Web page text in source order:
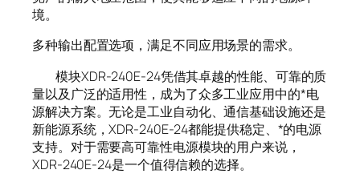
境。
多种输出配置选项，满足不同应用场景的需求。
模块XDR-240E-24凭借其卓越的性能、可靠的质
量以及广泛的适用性，成为了众多工业应用中的*电
源解决方案。无论是工业自动化、通信基础设施还是
新能源系统，XDR-240E-24都能提供稳定、*的电源
支持。对于需要高可靠性电源模块的用户来说，
XDR-240E-24是一个值得信赖的选择。